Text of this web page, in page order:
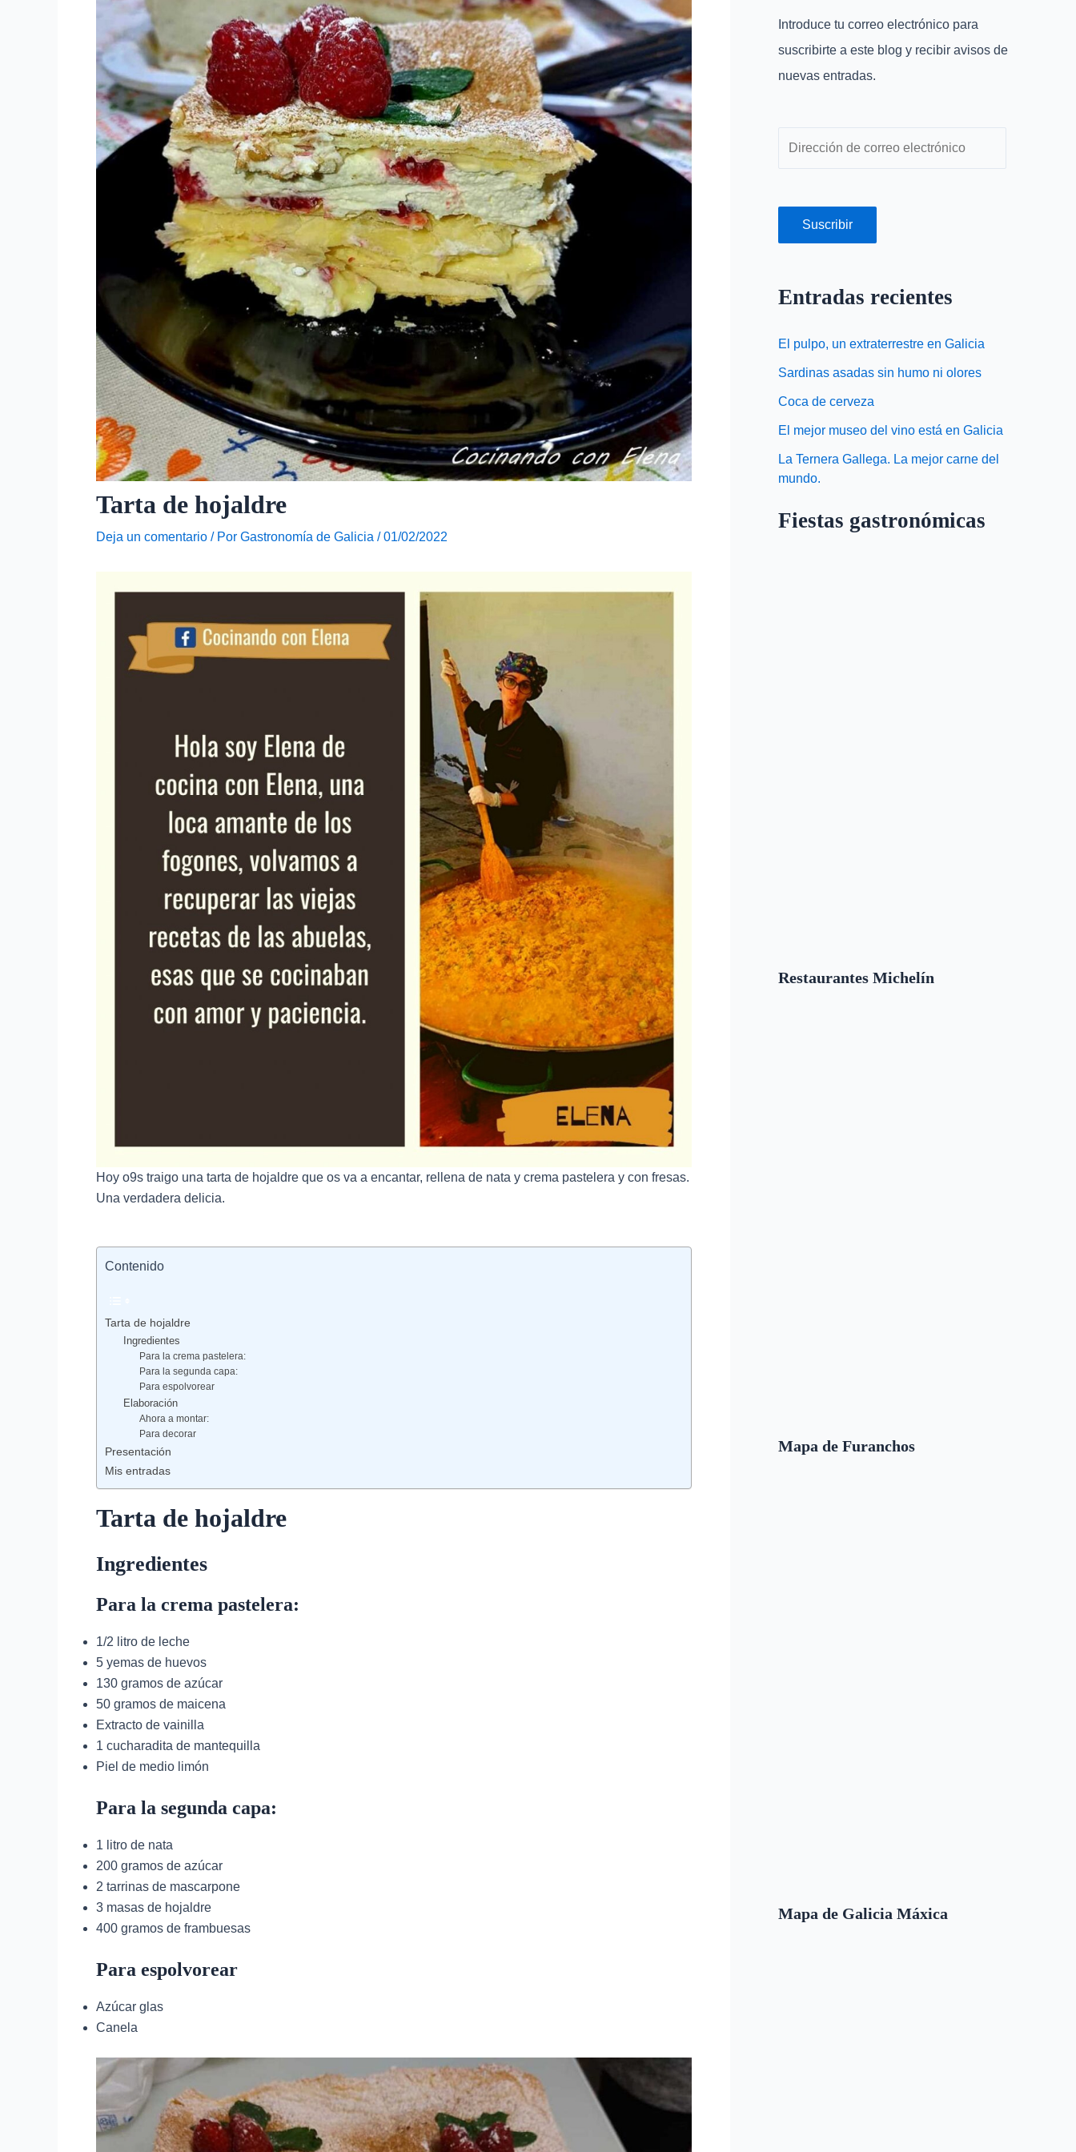
Tarta de hojaldre
Deja un comentario / Por Gastronomía de Galicia /01/02/2022
Hoy o9s traigo una tarta de hojaldre que os va a encantar, rellena de nata y crema pastelera y con fresas.
Una verdadera delicia.
Contenido
Tarta de hojaldre
Ingredientes
Para la crema pastelera:
Para la segunda capa:
Para espolvorear
Elaboración
Ahora a montar:
Para decorar
Presentación
Mis entradas
Tarta de hojaldre
Ingredientes
Para la crema pastelera:
1/2 litro de leche
5 yemas de huevos
130 gramos de azúcar
50 gramos de maicena
Extracto de vainilla
1 cucharadita de mantequilla
Piel de medio limón
Para la segunda capa:
1 litro de nata
200 gramos de azúcar
2 tarrinas de mascarpone
3 masas de hojaldre
400 gramos de frambuesas
Para espolvorear
Azúcar glas
Canela
p
o
r
Introduce tu correo electrónico para
suscribirte a este blog y recibir avisos de
nuevas entradas.
ó
i
o
Suscribir
Entradas recientes
El pulpo, un extraterrestre en Galicia
Sardinas asadas sin humo ni olores
Coca de cerveza
El mejor museo del vino está en Galicia
La Ternera Gallega. La mejor carne del
mundo.
Fiestas gastronómicas
Restaurantes Michelín
Mapa de Furanchos
Mapa de Galicia Máxica